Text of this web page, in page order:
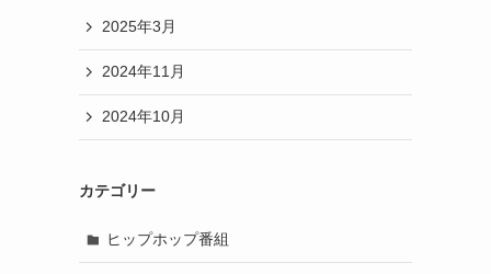
2025年3月
2024年11月
2024年10月
カテゴリー
ヒップホップ番組